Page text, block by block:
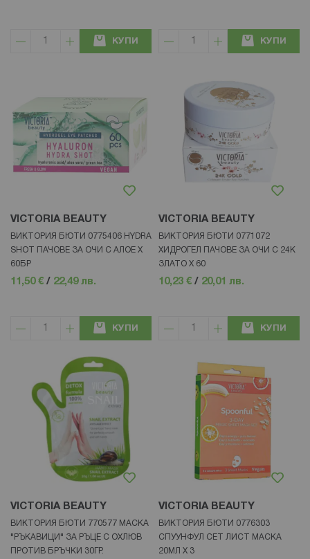
КУПИ КУПИ
VICTORIA BEAUTY
ВИКТОРИЯ БЮТИ 0775406 HYDRA
SHOT ПАЧОВЕ ЗА ОЧИ С АЛОЕ Х
60БР
11,50 € / 22,49 лв.
КУПИ
VICTORIA BEAUTY
ВИКТОРИЯ БЮТИ 0771072
ХИДРОГЕЛ ПАЧОВЕ ЗА ОЧИ С 24К
ЗЛАТО Х 60
10,23 € / 20,01 лв.
КУПИ
VICTORIA BEAUTY
ВИКТОРИЯ БЮТИ 770577 МАСКА
"РЪКАВИЦИ" ЗА РЪЦЕ С ОХЛЮВ
ПРОТИВ БРЪЧКИ 30ГР.
VICTORIA BEAUTY
ВИКТОРИЯ БЮТИ 0776303
СПУУНФУЛ СЕТ ЛИСТ МАСКА
20МЛ Х 3